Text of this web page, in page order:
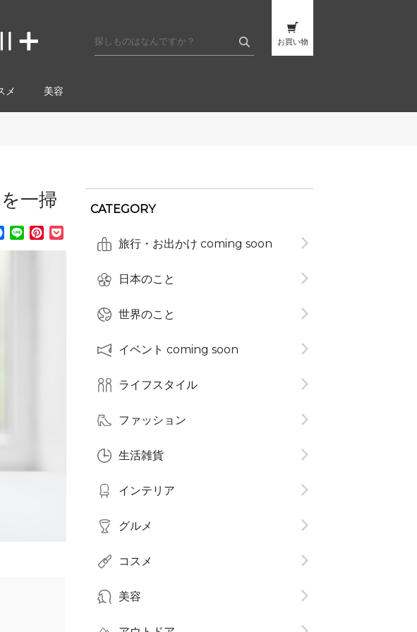
お買い物
メ​ 美容
一掃
Facebook
Line Pinterest
CATEGORY
旅行・お出かけ coming soon
日本のこと
世界のこと
イベント coming soon
ライフスタイル
ファッション
生活雑貨
インテリア
グルメ
コスメ​
美容